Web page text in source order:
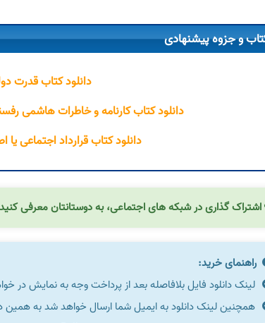
و جزوه پیشنهادی
دانلود کتاب قدرت
دانلود کتاب کارنامه و خاطرات هاشمی رفسنجانی ۱۳۶۲ آرامش و چالش
دانلود کتاب قرارداد اجتماعی
اشتراک گذاری در شبکه های اجتماعی، به دوستانتان معرفی
راهنمای خرید:
لینک دانلود فایل بلافاصله بعد از پرداخت وجه به نمایش در
همچنین لینک دانلود به ایمیل شما ارسال خواهد شد به همین